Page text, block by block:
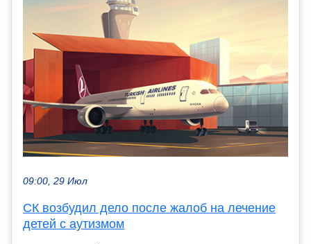
09:00, 29 Июл
СК возбудил дело после жалоб на лечение
детей с аутизмом